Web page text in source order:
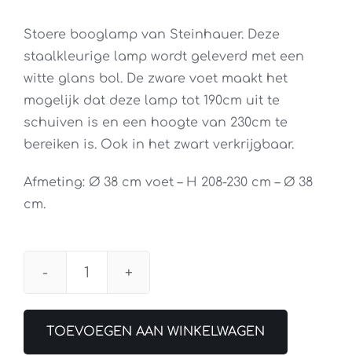
Stoere booglamp van Steinhauer. Deze
staalkleurige lamp wordt geleverd met een
witte glans bol. De zware voet maakt het
mogelijk dat deze lamp tot 190cm uit te
schuiven is en een hoogte van 230cm te
bereiken is. Ook in het zwart verkrijgbaar.
Afmeting: Ø 38 cm voet – H 208-230 cm – Ø 38
cm.
Booglamp
Staal
TOEVOEGEN AAN WINKELWAGEN